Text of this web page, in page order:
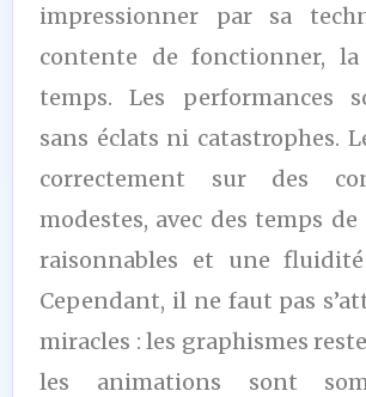
impressionner par sa
contente de fonctionner,
temps. Les performances
sans éclats ni catastrophes.
correctement sur des
modestes, avec des temps
raisonnables et une fluidité
Cependant, il ne faut pas
miracles : les graphismes
les animations sont